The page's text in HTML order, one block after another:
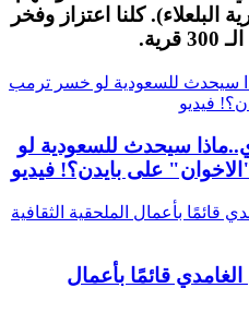
كلنا اعتزاز وفخر
سيحدث للسعودية لو خسر ترمب
فيديو
سيحدث للسعودية لو
على بايدن؟! فيديو
قائمًا بأعمال الملحقية الثقافية
قائمًا بأعمال